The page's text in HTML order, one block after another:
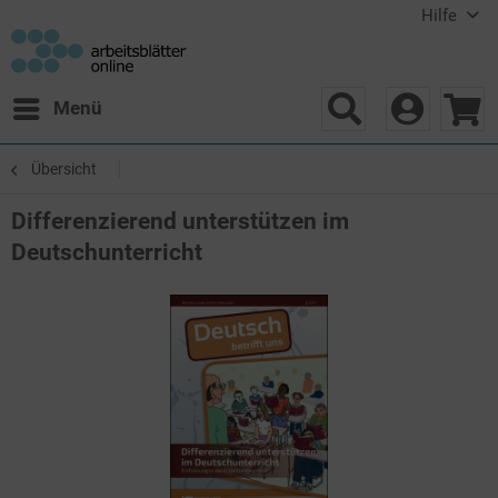
Hilfe
Menü
Übersicht
Differenzierend unterstützen im
Deutschunterricht